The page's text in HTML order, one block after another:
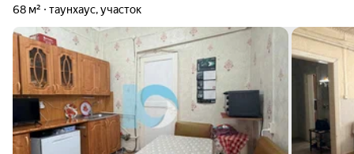
68 м² таунхаус, участок